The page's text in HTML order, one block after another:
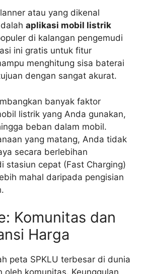
atau yang dikenal
aplikasi mobil listrik
di kalangan pengemudi
ini gratis untuk fitur
menghitung sisa baterai
dengan sangat akurat.
banyak faktor
listrik yang Anda gunakan,
beban dalam mobil.
yang matang, Anda tidak
secara berlebihan
stasiun cepat (Fast Charging)
mahal daripada pengisian
Komunitas dan
Harga
peta SPKLU terbesar di dunia